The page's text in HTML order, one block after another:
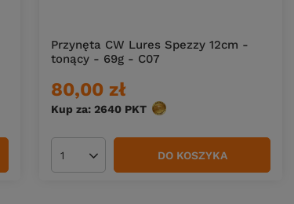
Przynęta CW Lures Spezzy 12cm -
tonący - 69g - C07
80,00 zł
Kup za: 2640 PKT punktów
Ilość produktów DO KOSZYKA